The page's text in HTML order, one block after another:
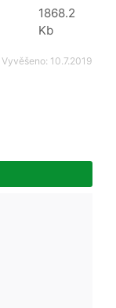
1868.2
Kb
Vyvěšeno: 10.7.2019